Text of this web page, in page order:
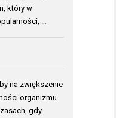
który w
…
na zwiększenie
organizmu
gdy